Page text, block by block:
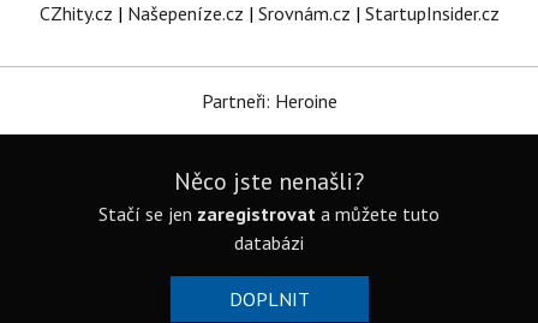
CZhity.cz | Našepeníze.cz | Srovnám.cz | StartupInsider.cz
Partneři: Heroine
Něco jste nenašli?
Stačí se jen zaregistrovat a můžete tuto
databázi
DOPLNIT